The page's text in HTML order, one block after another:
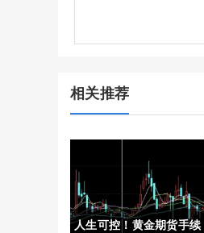
相关推荐
人生可控！黄金期货手续